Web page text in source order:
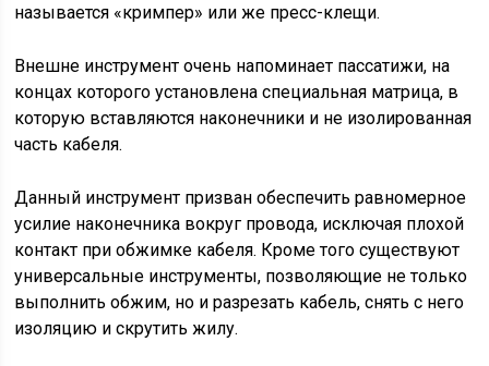
называется «кримпер» или же пресс-клещи.
Внешне инструмент очень напоминает пассатижи, на
концах которого установлена специальная матрица, в
которую вставляются наконечники и не изолированная
часть кабеля.
Данный инструмент призван обеспечить равномерное
усилие наконечника вокруг провода, исключая плохой
контакт при обжимке кабеля. Кроме того существуют
универсальные инструменты, позволяющие не только
выполнить обжим, но и разрезать кабель, снять с него
изоляцию и скрутить жилу.